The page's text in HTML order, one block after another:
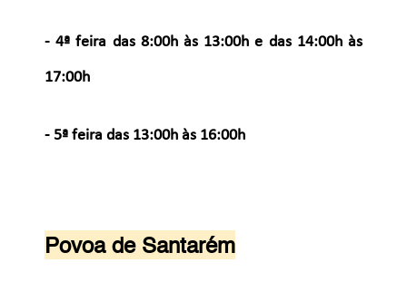
- 4ª feira das 8:00h às 13:00h e das 14:00h às
17:00h
- 5ª feira das 13:00h às 16:00h
Povoa de Santarém